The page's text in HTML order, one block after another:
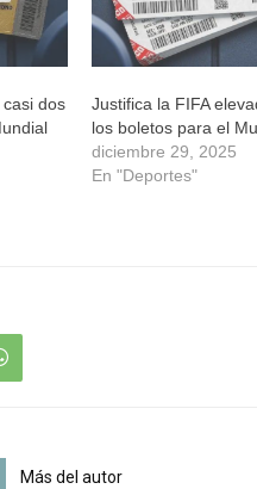
dos
Justifica la FIFA
los boletos para el
diciembre 29, 2025
En "Deportes"
Más del autor